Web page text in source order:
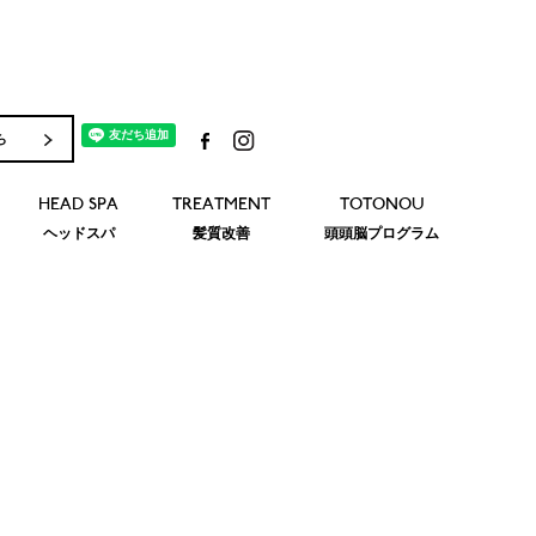
HEAD SPA
ヘッドスパ
TREATMENT
髪質改善
TOTONOU
頭頭脳プログラム